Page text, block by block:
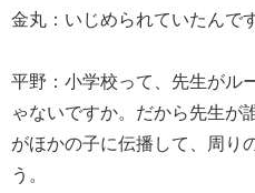
金丸：いじめられていたんで
平野：小学校って、先生がル
ゃないですか。だから先生が
がほかの子に伝播して、周り
う。